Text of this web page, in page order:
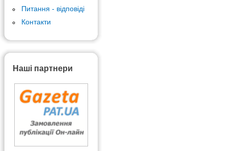
Питання - відповіді
Контакти
Наші партнери